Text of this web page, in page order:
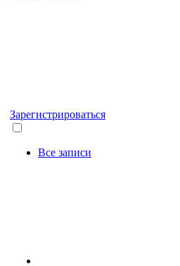
Зарегистрироваться
Все записи